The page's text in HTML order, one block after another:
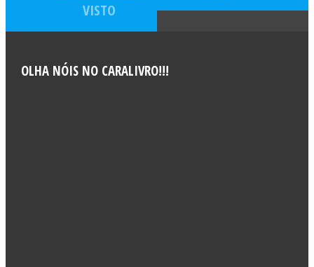
VISTO
OLHA NÓIS NO CARALIVRO!!!